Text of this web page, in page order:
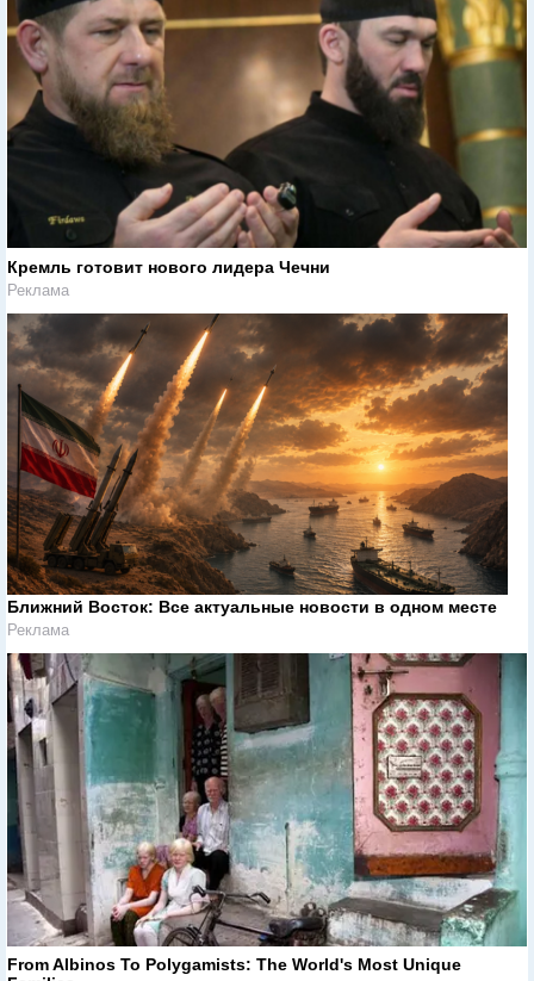
Кремль готовит нового лидера Чечни
Реклама
Ближний Восток: Все актуальные новости в одном месте
Реклама
From Albinos To Polygamists: The World's Most Unique